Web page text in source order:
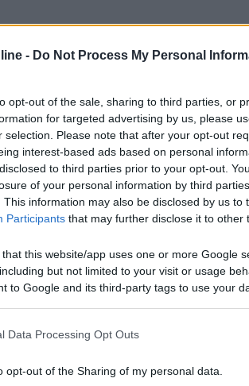
- Do Not Process My Personal
opt-out of the sale, sharing to third parties, or
for targeted advertising by us, please
selection. Please note that after your opt-out
interest-based ads based on personal
to third parties prior to your opt-out.
of your personal information by third
This information may also be disclosed by us to
Participants that may further disclose it to other
that this website/app uses one or more Google
but not limited to your visit or usage
to Google and its third-party tags to use your
Data Processing Opt Outs
opt-out of the Sharing of my personal data.
altro ma trovo solo post molto datati. Nessuno
questo prodotto.
alla norma UNI EN 90 come spesso
come si legge nel sito di ENI, e puo' essere